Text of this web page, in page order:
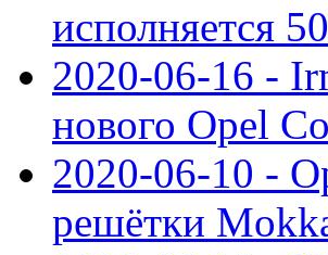
исполняется
2020-06-16 -
нового Opel
2020-06-10 -
решётки